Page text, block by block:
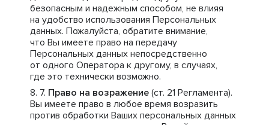
безопасным и надежным способом, не влияя
на удобство использования Персональных
данных. Пожалуйста, обратите внимание,
что Вы имеете право на передачу
Персональных данных непосредственно
от одного Оператора к другому, в случаях,
где это технически возможно.
Право на возражение (ст. 21 Регламента).
Вы имеете право в любое время возразить
против обработки Ваших персональных данных